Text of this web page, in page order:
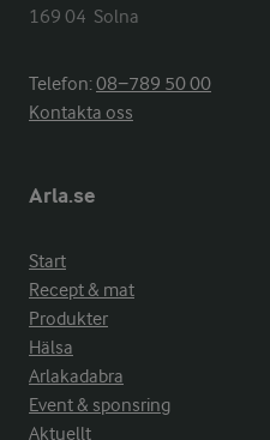
169 04  Solna
Telefon:08−789 50 00
Kontakta oss
Arla.se
Start
Recept & mat
Produkter
Hälsa
Arlakadabra
Event & sponsring
Aktuellt